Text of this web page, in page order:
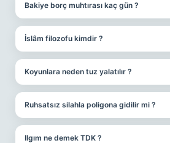
Bakiye borç muhtırası kaç gün ?
İslâm filozofu kimdir ?
Koyunlara neden tuz yalatılır ?
Ruhsatsız silahla poligona gidilir mi ?
Ilgım ne demek TDK ?